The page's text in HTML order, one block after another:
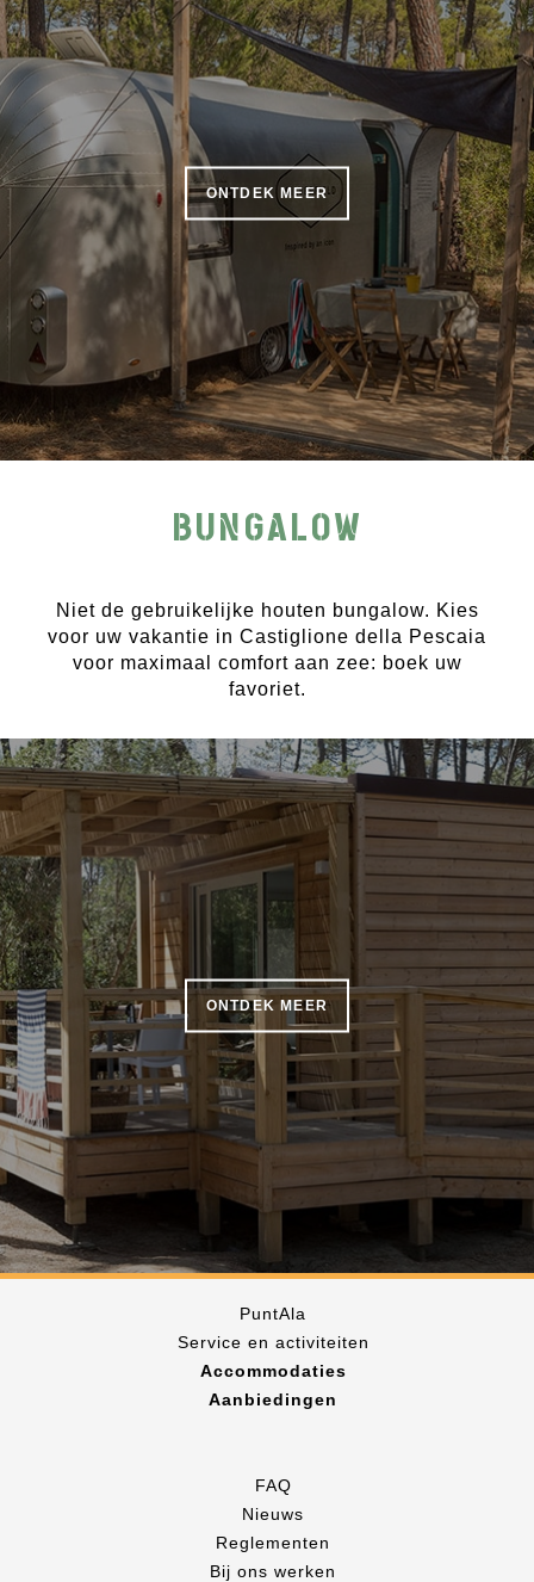
ONTDEK MEER
BUNGALOW
Niet de gebruikelijke houten bungalow. Kies
voor uw vakantie in Castiglione della Pescaia
voor maximaal comfort aan zee: boek uw
favoriet.
ONTDEK MEER
PuntAla
Service en activiteiten
Accommodaties
Aanbiedingen
FAQ
Nieuws
Reglementen
Bij ons werken